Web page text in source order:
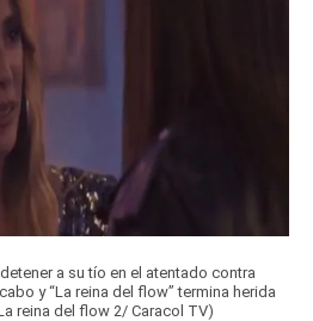
a su tío en el atentado contra
y “La reina del flow” termina herida
reina del flow 2/ Caracol TV)